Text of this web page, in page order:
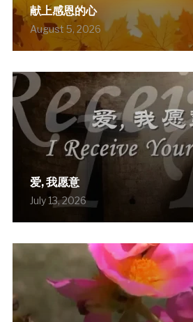
献上感恩的心
August 5, 2026
爱, 我愿意
July 13, 2026